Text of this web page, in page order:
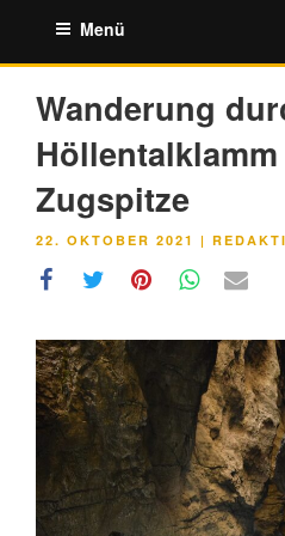
springen
Menü
Wanderung
Zugspitze
VERÖFFENTLICHT
22. OKTOBER 2021 |